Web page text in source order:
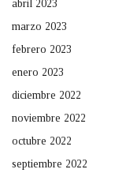
abril 2023
marzo 2023
febrero 2023
enero 2023
diciembre 2022
noviembre 2022
octubre 2022
septiembre 2022